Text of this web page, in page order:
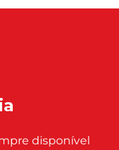
disponível